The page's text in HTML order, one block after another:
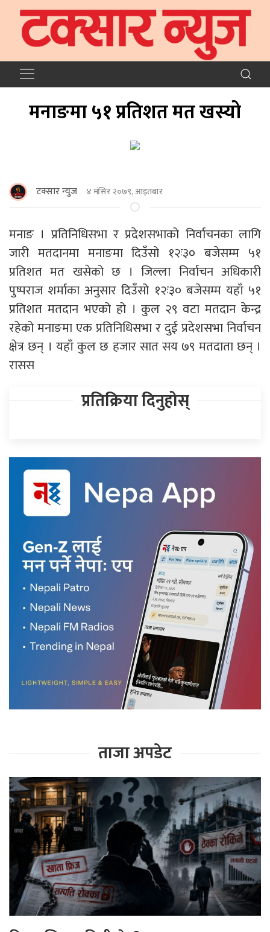
मनाङमा ५१ प्रतिशत मत खस्यो
टक्सार न्युज ४ मंसिर २०७९, आइतबार
मनाङ । प्रतिनिधिसभा र प्रदेशसभाको निर्वाचनका लागि
जारी मतदानमा मनाङमा दिउँसो १२ः३० बजेसम्म ५१
प्रतिशत मत खसेको छ । जिल्ला निर्वाचन अधिकारी
पुष्पराज शर्माका अनुसार दिउँसो १२ः३० बजेसम्म यहाँ ५१
प्रतिशत मतदान भएको हो । कुल २९ वटा मतदान केन्द्र
रहेको मनाङमा एक प्रतिनिधिसभा र दुई प्रदेशसभा निर्वाचन
क्षेत्र छन् । यहाँ कुल छ हजार सात सय ७९ मतदाता छन् ।
रासस
प्रतिक्रिया दिनुहोस्
ताजा अपडेट